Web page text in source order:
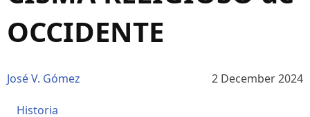
OCCIDENTE
José V. Gómez 2 December 2024
Historia